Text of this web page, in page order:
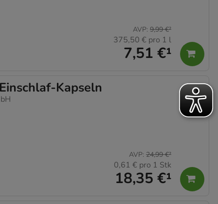
7,51 €¹
AVP: 9,99 €²
375,50 € pro 1 l
Kapseln
18,35 €¹
AVP: 24,99 €²
0,61 € pro 1 Stk